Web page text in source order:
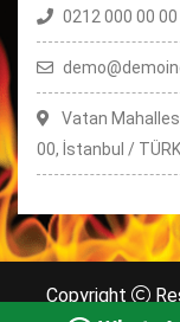
0212 000 00 00
Vatan
00, İstanbul /
Copyright